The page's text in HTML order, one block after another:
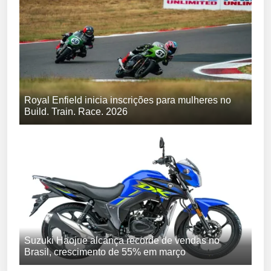
Royal Enfield inicia inscrições para mulheres no
Build. Train. Race. 2026
Suzuki Haojue alcança recorde de vendas no
Brasil, crescimento de 55% em março